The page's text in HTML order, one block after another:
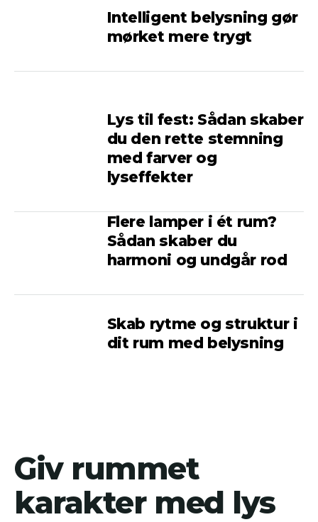
Intelligent belysning gør
mørket mere trygt
Lys til fest: Sådan skaber
du den rette stemning
med farver og
lyseffekter
Flere lamper i ét rum?
Sådan skaber du
harmoni og undgår rod
Skab rytme og struktur i
dit rum med belysning
Giv rummet
karakter med lys